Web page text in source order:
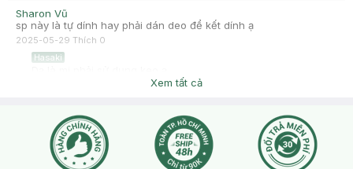
Sharon Vũ
sp này là tự dính hay phải dán deo để kết dính ạ
2025-05-29 Thích 0
Hasaki
Xem tất cả